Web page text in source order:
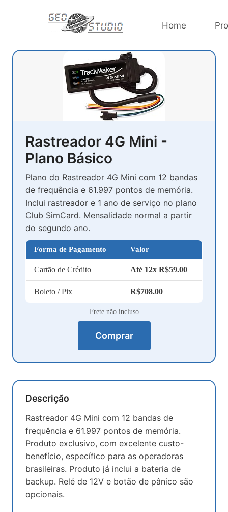
Home
Rastreador 4G Mini -
Plano Básico
Plano do Rastreador 4G Mini com 12 bandas
de frequência e 61.997 pontos de memória.
Inclui rastreador e 1 ano de serviço no plano
Club SimCard. Mensalidade normal a partir
do segundo ano.
Forma de Pagamento Valor
Cartão de Crédito Até 12x R$59.00
Boleto / Pix R$708.00
Frete não incluso
Comprar
Descrição
Rastreador 4G Mini com 12 bandas de
frequência e 61.997 pontos de memória.
Produto exclusivo, com excelente custo-
benefício, específico para as operadoras
brasileiras. Produto já inclui a bateria de
backup. Relé de 12V e botão de pânico são
opcionais.